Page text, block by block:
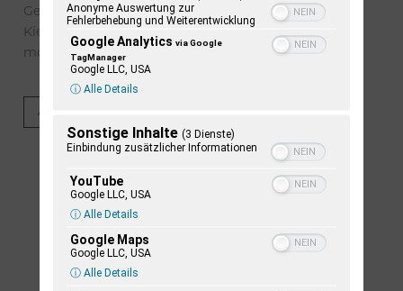
Geschichte der 1833 eröffneten Chaussee Altona-
Kiel. Die Verkehrsachse markiert den Beginn des
modernen Straßenbaus in Schleswig-Holstein.
Artikel lesen
Anonyme Auswertung zur
Fehlerbehebung und Weiterentwicklung
Google Analytics via Google
TagManager
Google LLC, USA
ⓘ Alle Details
Sonstige Inhalte (3 Dienste)
Einbindung zusätzlicher Informationen
YouTube
Google LLC, USA
ⓘ Alle Details
Google Maps
Google LLC, USA
ⓘ Alle Details